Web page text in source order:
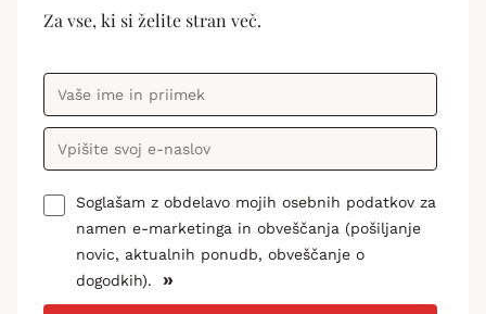
Za vse, ki si želite stran več.
Soglašam z obdelavo mojih osebnih podatkov za
namen e-marketinga in obveščanja (pošiljanje
novic, aktualnih ponudb, obveščanje o
dogodkih).
»